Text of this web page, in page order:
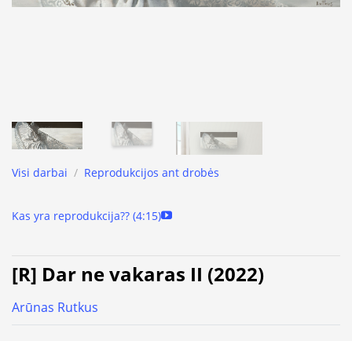
Visi darbai / Reprodukcijos ant drobės
Kas yra reprodukcija?? (4:15)
[R] Dar ne vakaras II (2022)
Arūnas Rutkus